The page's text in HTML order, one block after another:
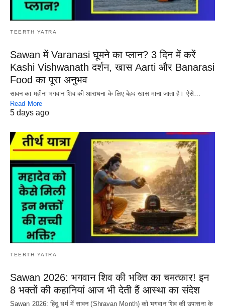
TEERTH YATRA
Sawan में Varanasi घूमने का प्लान? 3 दिन में करें
Kashi Vishwanath दर्शन, खास Aarti और Banarasi
Food का पूरा अनुभव
सावन का महीना भगवान शिव की आराधना के लिए बेहद खास माना जाता है। ऐसे…
Read More
5 days ago
TEERTH YATRA
Sawan 2026: भगवान शिव की भक्ति का चमत्कार! इन
8 भक्तों की कहानियां आज भी देती हैं आस्था का संदेश
Sawan 2026: हिंदू धर्म में सावन (Shravan Month) को भगवान शिव की उपासना के